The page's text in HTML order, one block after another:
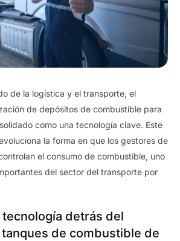
de la logística y el transporte, el
de depósitos de combustible para
como una tecnología clave. Este
la forma en que los gestores de
el consumo de combustible, uno
del sector del transporte por
tecnología detrás del
de combustible de